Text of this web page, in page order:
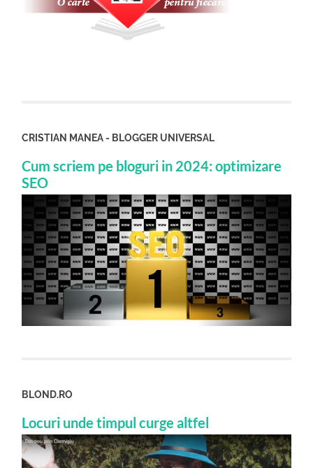
CRISTIAN MANEA - BLOGGER UNIVERSAL
Cum scriem pe bloguri in 2024: optimizare
SEO
BLOND.RO
Locuri unde timpul curge altfel